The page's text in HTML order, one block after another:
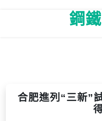
鋼
合肥進列“三新”